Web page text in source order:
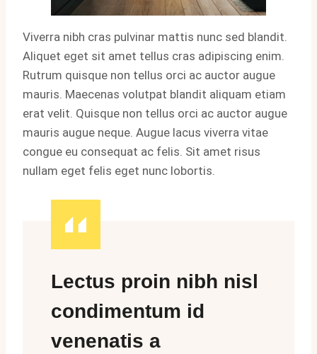
Viverra nibh cras pulvinar mattis nunc sed blandit.
Aliquet eget sit amet tellus cras adipiscing enim.
Rutrum quisque non tellus orci ac auctor augue
mauris. Maecenas volutpat blandit aliquam etiam
erat velit. Quisque non tellus orci ac auctor augue
mauris augue neque. Augue lacus viverra vitae
congue eu consequat ac felis. Sit amet risus
nullam eget felis eget nunc lobortis.
Lectus proin nibh nisl
condimentum id
venenatis a